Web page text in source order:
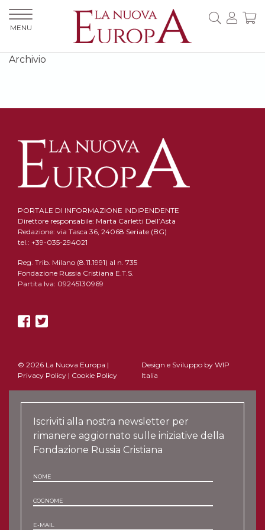
Archivio
PORTALE DI INFORMAZIONE INDIPENDENTE
Direttore responsabile: Marta Carletti Dell’Asta
Redazione: via Tasca 36, 24068 Seriate (BG)
tel.: +39-035-294021
Reg. Trib. Milano (8.11.1991) al n. 735
Fondazione Russia Cristiana E.T.S.
Partita Iva: 09245130969
© 2026 La Nuova Europa |
Privacy Policy | Cookie Policy
Design e Sviluppo by WIP
Italia
Iscriviti alla nostra newsletter per
rimanere aggiornato sulle iniziative della
Fondazione Russia Cristiana
NOME
COGNOME
E-MAIL
MENU